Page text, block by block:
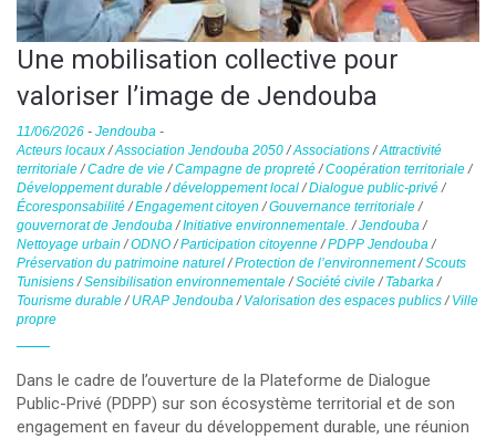
Une mobilisation collective pour
valoriser l’image de Jendouba
11/06/2026 - Jendouba -
Acteurs locaux/Association Jendouba 2050/Associations/Attractivité
territoriale/Cadre de vie/Campagne de propreté/Coopération territoriale/
Développement durable/développement local/Dialogue public-privé/
Écoresponsabilité/Engagement citoyen /Gouvernance territoriale/
gouvernorat de Jendouba/Initiative environnementale. /Jendouba/
Nettoyage urbain /ODNO/Participation citoyenne/PDPP Jendouba/
Préservation du patrimoine naturel/Protection de l’environnement/Scouts
Tunisiens/Sensibilisation environnementale/Société civile/ Tabarka/
Tourisme durable/ URAP Jendouba/ Valorisation des espaces publics/ Ville
propre
Dans le cadre de l’ouverture de la Plateforme de Dialogue
Public-Privé (PDPP) sur son écosystème territorial et de son
engagement en faveur du développement durable, une réunion